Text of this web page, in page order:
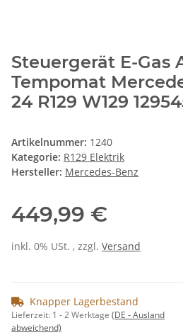
Steuergerät E-Gas
Tempomat
24 R129 W129
Artikelnummer: 1240
Kategorie: R129 Elektrik
Hersteller: Mercedes-Benz
449,99 €
inkl. 0% USt. , zzgl. Versand
Knapper Lagerbestand
Lieferzeit: 1 - 2 Werktage (DE - Ausland
abweichend)